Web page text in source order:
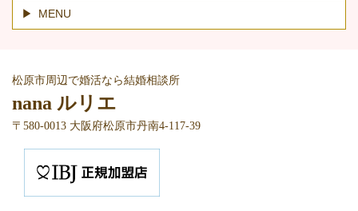
MENU
松原市周辺で婚活なら結婚相談所
nana ルリエ
〒580-0013 大阪府松原市丹南4-117-39